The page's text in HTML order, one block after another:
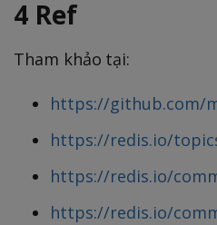
4 Ref
Tham khảo tại:
https://github.com/
https://redis.io/
https://redis.io/
https://redis.io/